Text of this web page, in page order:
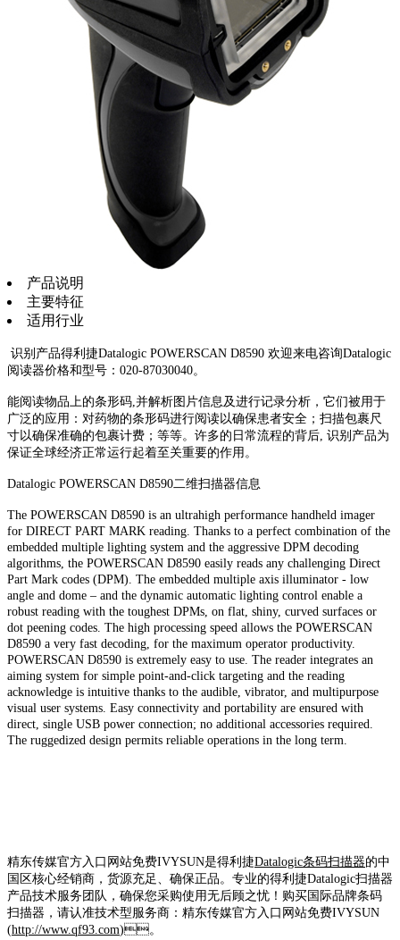
产品说明
主要特征
适用行业
识别产品得利捷Datalogic POWERSCAN D8590 欢迎来电咨询Datalogic
阅读器价格和型号：020-87030040。
能阅读物品上的条形码,并解析图片信息及进行记录分析，它们被用于
广泛的应用：对药物的条形码进行阅读以确保患者安全；扫描包裹尺
寸以确保准确的包裹计费；等等。许多的日常流程的背后, 识别产品为
保证全球经济正常运行起着至关重要的作用。
Datalogic POWERSCAN D8590二维扫描器信息
The POWERSCAN D8590 is an ultrahigh performance handheld imager
for DIRECT PART MARK reading. Thanks to a perfect combination of the
embedded multiple lighting system and the aggressive DPM decoding
algorithms, the POWERSCAN D8590 easily reads any challenging Direct
Part Mark codes (DPM). The embedded multiple axis illuminator - low
angle and dome – and the dynamic automatic lighting control enable a
robust reading with the toughest DPMs, on flat, shiny, curved surfaces or
dot peening codes. The high processing speed allows the POWERSCAN
D8590 a very fast decoding, for the maximum operator productivity.
POWERSCAN D8590 is extremely easy to use. The reader integrates an
aiming system for simple point-and-click targeting and the reading
acknowledge is intuitive thanks to the audible, vibrator, and multipurpose
visual user systems. Easy connectivity and portability are ensured with
direct, single USB power connection; no additional accessories required.
The ruggedized design permits reliable operations in the long term.
精东传媒官方入口网站免费IVYSUN是得利捷Datalogic条码扫描器的中
国区核心经销商，货源充足、确保正品。专业的得利捷Datalogic扫描器
产品技术服务团队，确保您采购使用无后顾之忧！购买国际品牌条码
扫描器，请认准技术型服务商：精东传媒官方入口网站免费IVYSUN
(http://www.qf93.com)。